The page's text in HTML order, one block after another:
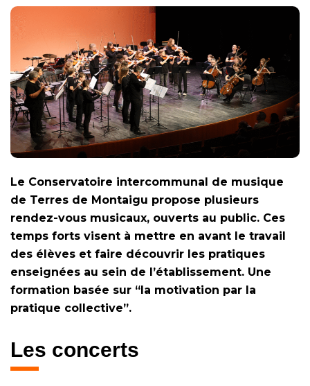
Le Conservatoire intercommunal de musique
de Terres de Montaigu propose plusieurs
rendez-vous musicaux, ouverts au public. Ces
temps forts visent à mettre en avant le travail
des élèves et faire découvrir les pratiques
enseignées au sein de l’établissement. Une
formation basée sur “la motivation par la
pratique collective”.
Les concerts